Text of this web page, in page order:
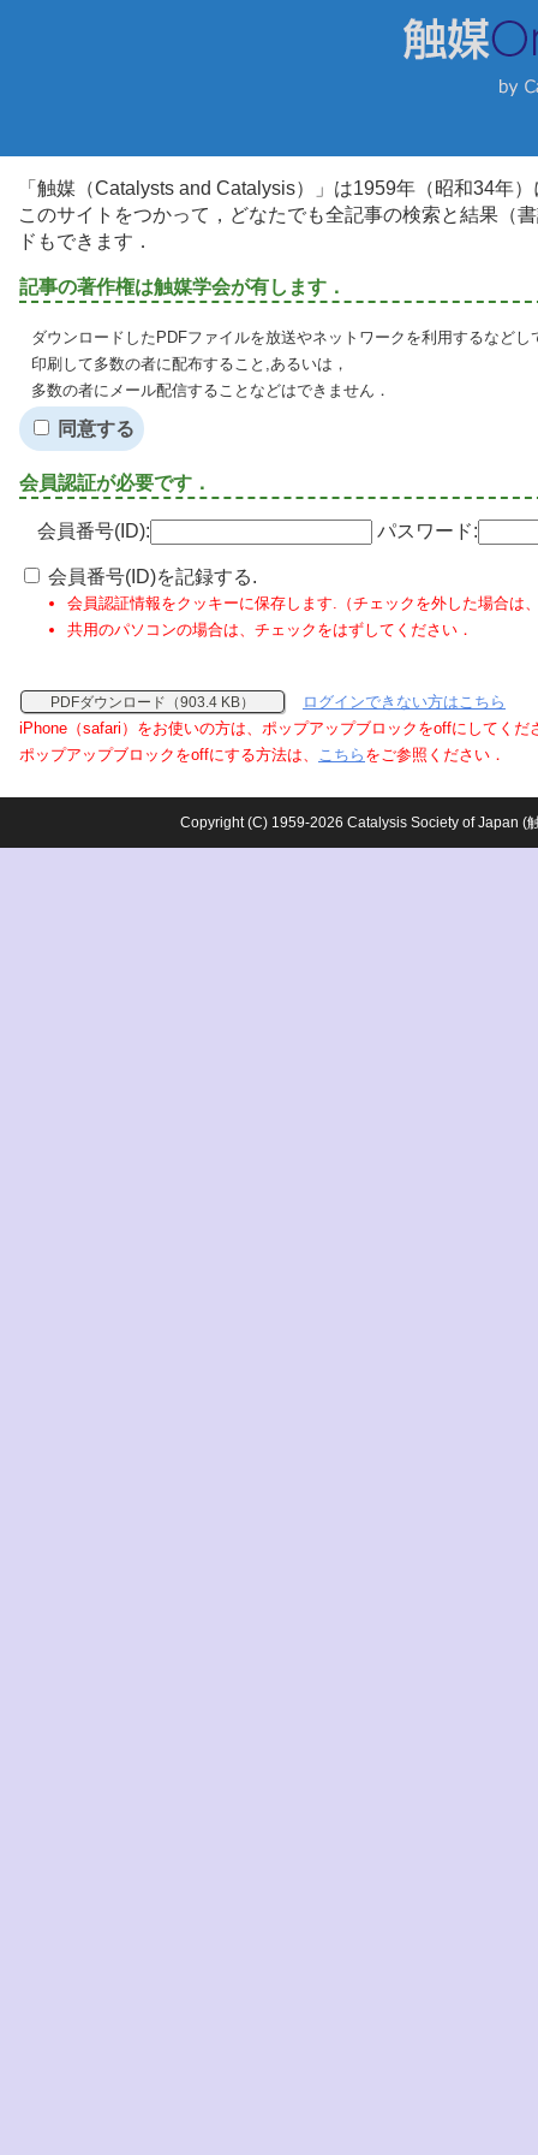
「触媒（Catalysts and Catalysis）」は1959年（昭和34年
このサイトをつかって，どなたでも全記事の検索と結果（
ドもできます．
記事の著作権は触媒学会が有します．
ダウンロードしたPDFファイルを放送やネットワークを利用するなど
印刷して多数の者に配布すること,あるいは，
多数の者にメール配信することなどはできません．
同意する
会員認証が必要です．
会員番号(ID): パスワード:
会員番号(ID)を記録する.
会員認証情報をクッキーに保存します.（チェックを外した場合は
共用のパソコンの場合は、チェックをはずしてください．
PDFダウンロード（903.4 KB）
ログインできない方はこちら
iPhone（safari）をお使いの方は、ポップアップブロックをoffにしてくだ
ポップアップブロックをoffにする方法は、 こちら をご参照ください．
Copyright (C) 1959-2026 Catalysis Society of Japan (